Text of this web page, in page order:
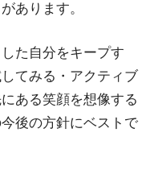
あります。
た自分をキープす
てみる・アクティブ
ある笑顔を想像する
後の方針にベストで